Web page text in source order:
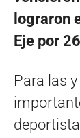
lograron
Eje por
Para las